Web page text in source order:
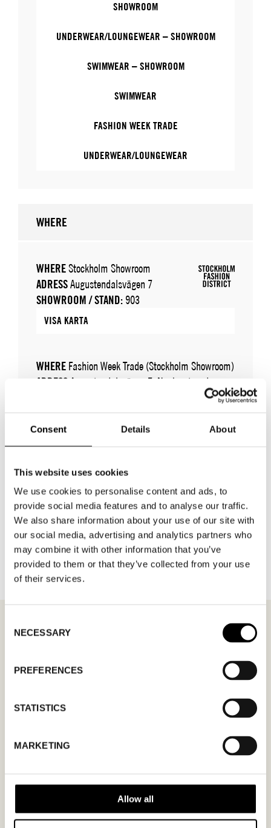
Consent Details About
This website uses cookies
We use cookies to personalise content and ads, to
provide social media features and to analyse our traffic.
We also share information about your use of our site with
our social media, advertising and analytics partners who
may combine it with other information that you’ve
provided to them or that they’ve collected from your use
of their services.
Selection
NECESSARY
PREFERENCES
STATISTICS
MARKETING
Allow all
SHOWROOM
UNDERWEAR/LOUNGEWEAR – SHOWROOM
SWIMWEAR – SHOWROOM
SWIMWEAR
FASHION WEEK TRADE
UNDERWEAR/LOUNGEWEAR
WHERE
WHEREStockholm Showroom
ADRESSAugustendalsvägen 7
SHOWROOM / STAND: 903
VISA KARTA
WHERE Fashion Week Trade (Stockholm Showroom)
ADRESS Augustendalsvägen 7, Nacka strand
TILLBAKA TILL VARUMÄRKEN
dig. Endast bekräftade mötesförfrågningar